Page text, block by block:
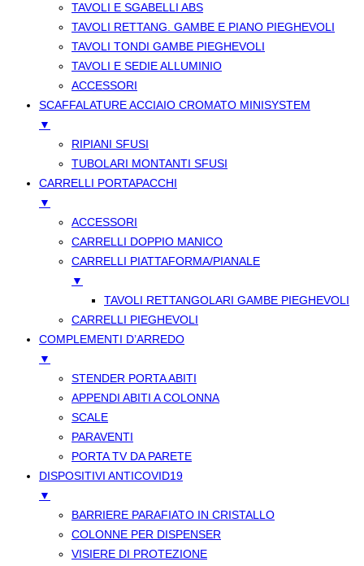
TAVOLI E SGABELLI ABS
TAVOLI RETTANG. GAMBE E PIANO PIEGHEVOLI
TAVOLI TONDI GAMBE PIEGHEVOLI
TAVOLI E SEDIE ALLUMINIO
ACCESSORI
SCAFFALATURE ACCIAIO CROMATO MINISYSTEM
▼
RIPIANI SFUSI
TUBOLARI MONTANTI SFUSI
CARRELLI PORTAPACCHI
▼
ACCESSORI
CARRELLI DOPPIO MANICO
CARRELLI PIATTAFORMA/PIANALE
▼
TAVOLI RETTANGOLARI GAMBE PIEGHEVOLI
CARRELLI PIEGHEVOLI
COMPLEMENTI D’ARREDO
▼
STENDER PORTA ABITI
APPENDI ABITI A COLONNA
SCALE
PARAVENTI
PORTA TV DA PARETE
DISPOSITIVI ANTICOVID19
▼
BARRIERE PARAFIATO IN CRISTALLO
COLONNE PER DISPENSER
VISIERE DI PROTEZIONE